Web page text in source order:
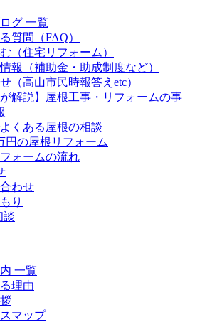
グ 一覧
質問（FAQ）
（住宅リフォーム）
報（補助金・助成制度など）
（高山市民時報答えetc）
が解説】屋根工事・リフォームの事
くある屋根の相談
円の屋根リフォーム
ォームの流れ
わせ
り
談
一覧
理由
マップ